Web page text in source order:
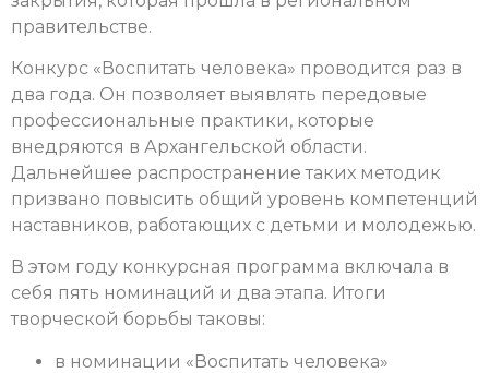
правительстве.
Конкурс «Воспитать человека» проводится раз в
два года. Он позволяет выявлять передовые
профессиональные практики, которые
внедряются в Архангельской области.
Дальнейшее распространение таких методик
призвано повысить общий уровень компетенций
наставников, работающих с детьми и молодежью.
В этом году конкурсная программа включала в
себя пять номинаций и два этапа. Итоги
творческой борьбы таковы:
в номинации «Воспитать человека»